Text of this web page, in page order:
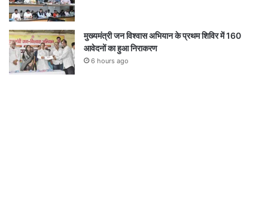
मुख्यमंत्री जन विश्वास अभियान के प्रथम शिविर में 160
आवेदनों का हुआ निराकरण
6 hours ago